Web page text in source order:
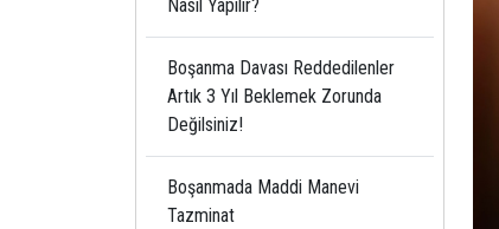
Nasıl Yapılır?
Boşanma Davası Reddedilenler
Artık 3 Yıl Beklemek Zorunda
Değilsiniz!
Boşanmada Maddi Manevi
Tazminat